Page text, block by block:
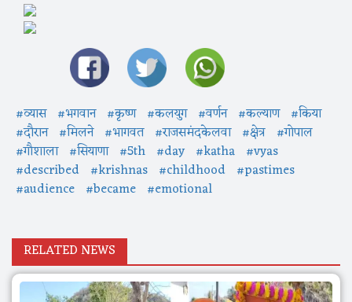
#व्यास #भगवान #कृष्ण #कलयुग #वर्णन #कल्याण #किया
#दौरान #मिलने #भागवत #राजसमंदकेलवा #क्षेत्र #गोपाल
#गौशाला #सियाणा #5th #day #katha #vyas
#described #krishnas #childhood #pastimes
#audience #became #emotional
RELATED NEWS